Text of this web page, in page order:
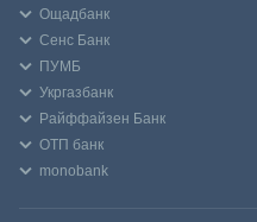
Ощадбанк
Сенс Банк
ПУМБ
Укргазбанк
Райффайзен Банк
ОТП банк
monobank